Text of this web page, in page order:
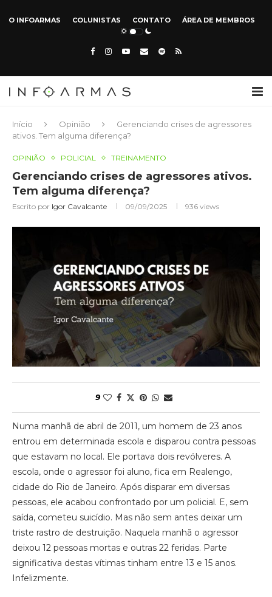
O INFOARMAS COLUNISTAS CONTATO ÁREA DE MEMBROS
Início Opinião
Gerenciando crises de agressores
ativos. Tem alguma diferença?
OPINIÃO POLICIAL TREINAMENTO
Gerenciando crises de agressores ativos.
Tem alguma diferença?
Escrito por Igor Cavalcante 09/09/2025 936 views
9
Numa manhã de abril de 2011, um homem de 23 anos
entrou em determinada escola e disparou contra pessoas
que estavam no local. Ele portava dois revólveres. A
escola, onde o agressor foi aluno, fica em Realengo,
cidade do Rio de Janeiro. Após disparar em diversas
pessoas, ele acabou confrontado por um policial. E, sem
saída, cometeu suicídio. Mas não sem antes deixar um
triste rastro de destruição. Naquela manhã o agressor
deixou 12 pessoas mortas e outras 22 feridas. Parte
significativa destas vítimas tinham entre 13 e 15 anos.
Infelizmente.